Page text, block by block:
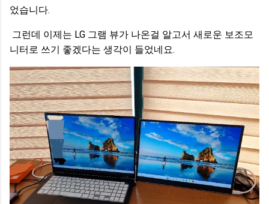
었습니다.
그런데 이제는 LG 그램 뷰가 나온걸 알고서 새로운 보조모
니터로 쓰기 좋겠다는 생각이 들었네요.